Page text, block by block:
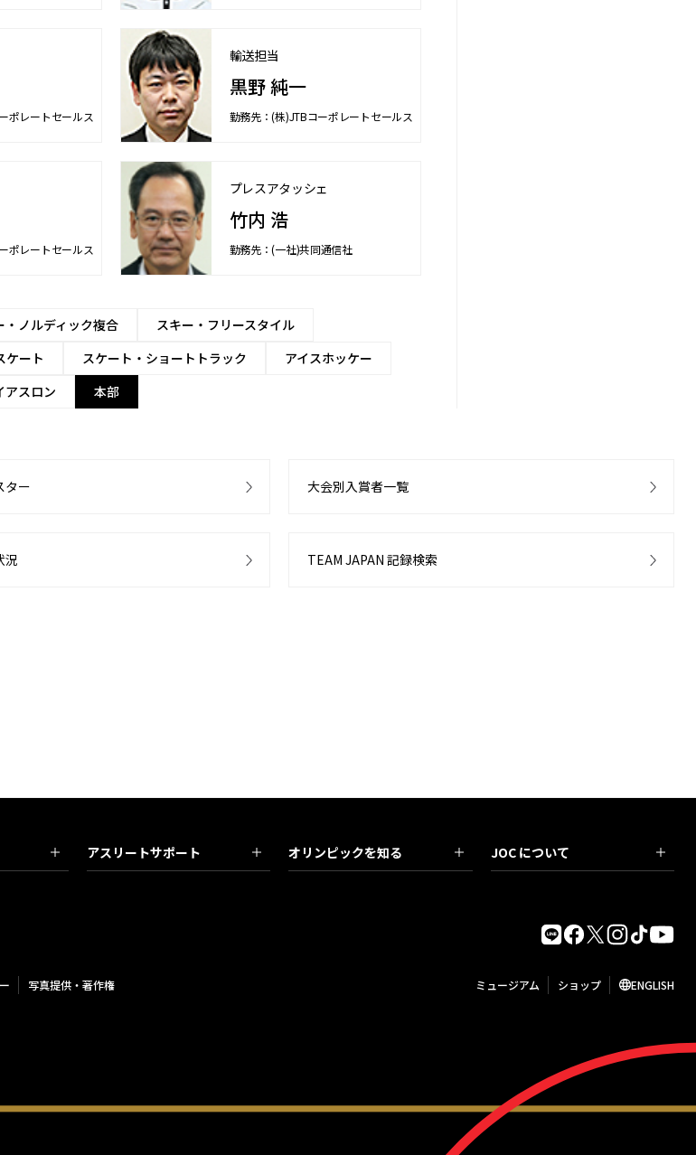
ポレートセールス
輸送担当
黒野 純一
勤務先：(株)JTBコーポレートセールス
ポレートセールス
プレスアタッシェ
竹内 浩
勤務先：(一社)共同通信社
・ノルディック複合
スキー・フリースタイル
ケート スケート・ショートトラック
アイスホッケー
アスロン 本部
ター 大会別入賞者一覧
況 TEAM JAPAN 記録検索
アスリートサポート オリンピックを知る JOC について
写真提供・著作権 ミュージアム ショップ ENGLISH